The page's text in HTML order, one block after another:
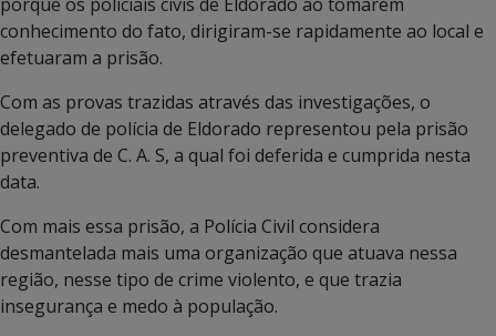
conhecimento do fato, dirigiram-se rapidamente ao local e
efetuaram a prisão.
Com as provas trazidas através das investigações, o
delegado de polícia de Eldorado representou pela prisão
preventiva de C. A. S, a qual foi deferida e cumprida nesta
data.
Com mais essa prisão, a Polícia Civil considera
desmantelada mais uma organização que atuava nessa
região, nesse tipo de crime violento, e que trazia
insegurança e medo à população.